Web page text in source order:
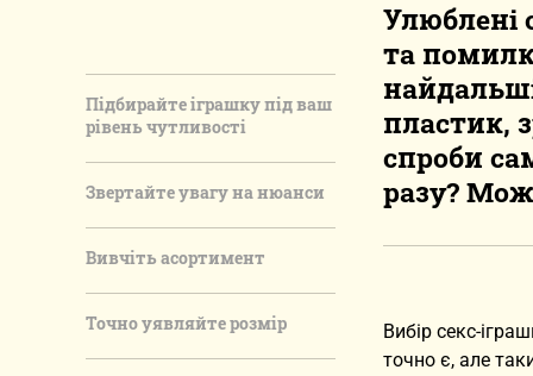
Підбирайте іграшку під ваш
рівень чутливості
Звертайте увагу на нюанси
Вивчіть асортимент
Точно уявляйте розмір
Улюблені
та
пластик,
спроби
разу?
Вибір секс-
точно є, але